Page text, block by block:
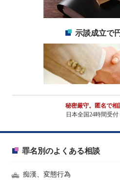
示談成立で
秘密厳守。匿名で相
日本全国24時間受付
罪名別のよくある相談
痴漢、変態行為